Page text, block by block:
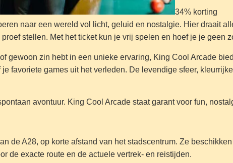
34% korting
naar een wereld vol licht, geluid en nostalgie. Hier draait
stellen. Met het ticket kun je vrij spelen en hoef je je geen
gewoon zin hebt in een unieke ervaring, King Cool Arcade
favoriete games uit het verleden. De levendige sfeer,
avontuur. King Cool Arcade staat garant voor fun,
de A28, op korte afstand van het stadscentrum. Ze
de exacte route en de actuele vertrek- en reistijden.